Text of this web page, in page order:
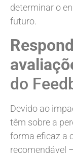
determinar o
futuro.
do
Devido ao
têm sobre a
forma eficaz a
recomendável